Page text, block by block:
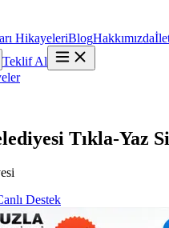
HikayeleriBlogHakkımızda
Teklif Al
Tıkla-Yaz
Destek